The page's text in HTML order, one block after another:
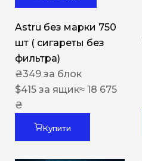
Astru без марки 750
шт ( сигареты без
фильтра)
₴349 за блок
$415 за ящик≈ 18 675
₴
Купити